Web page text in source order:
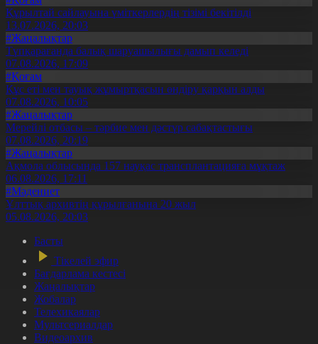
Құрылтай сайлауына үміткерлердің тізімі бекітілді
13.07.2026, 20:03
#Жаңалықтар
Түпқарағанда балық шаруашылығы дамып келеді
07.08.2026, 17:09
#Қоғам
Құс еті мен тауық жұмыртқасын өндіру қарқын алды
07.08.2026, 10:05
#Жаңалықтар
Мерейлі отбасы – тәрбие мен дәстүр сабақтастығы
07.08.2026, 20:19
#Жаңалықтар
Ақмола облысында 157 науқас трансплантацияға мұқтаж
06.08.2026, 17:11
#Мәдениет
Ұлттық архивтің құрылғанына 20 жыл
05.08.2026, 20:03
Басты
Тікелей эфир
Бағдарлама кестесі
Жаңалықтар
Жобалар
Телехикаялар
Мультсериалдар
Видеоархив